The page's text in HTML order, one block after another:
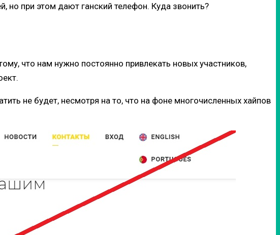
но при этом дают ганский телефон. Куда звонить?
что нам нужно постоянно привлекать новых участников,
не будет, несмотря на то, что на фоне многочисленных хайпов